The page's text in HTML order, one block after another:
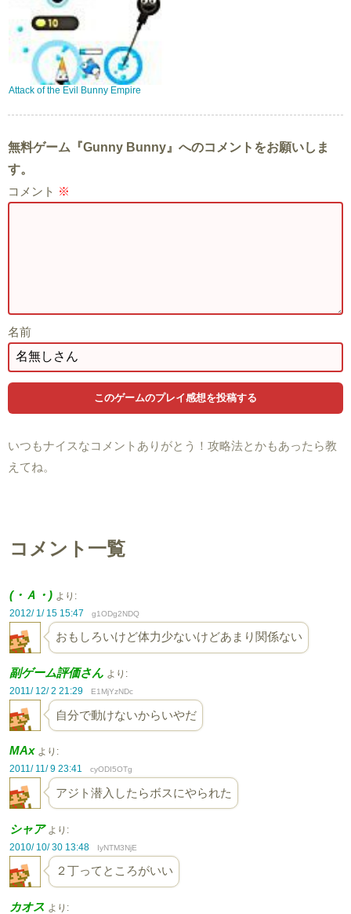
Attack of the Evil Bunny Empire
無料ゲーム『Gunny Bunny』へのコメントをお願いしま
す。
コメント ※
名前
いつもナイスなコメントありがとう！攻略法とかもあったら教
えてね。
コメント一覧
(・Ａ・) より:
2012/ 1/ 15 15:47
g1ODg2NDQ
おもしろいけど体力少ないけどあまり関係ない
副ゲーム評価さん より:
2011/ 12/ 2 21:29
E1MjYzNDc
自分で動けないからいやだ
MAx より:
2011/ 11/ 9 23:41
cyODI5OTg
アジト潜入したらボスにやられた
シャア より:
2010/ 10/ 30 13:48
IyNTM3NjE
２丁ってところがいい
カオス より: